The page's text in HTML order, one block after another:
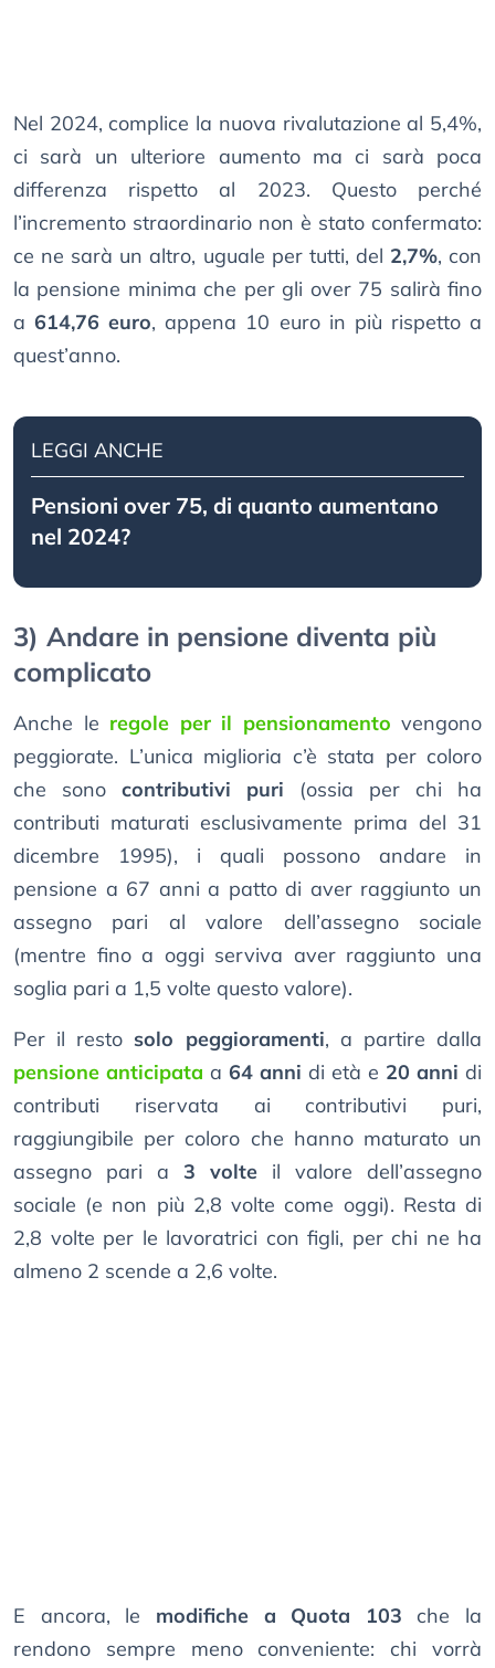
Nel 2024, complice la nuova rivalutazione al 5,4%,
ci sarà un ulteriore aumento ma ci sarà poca
differenza rispetto al 2023. Questo perché
l’incremento straordinario non è stato confermato:
ce ne sarà un altro, uguale per tutti, del 2,7%, con
la pensione minima che per gli over 75 salirà fino
a614,76 euro, appena 10 euro in più rispetto a
quest’anno.
LEGGI ANCHE
Pensioni over 75, di quanto aumentano
nel 2024?
3) Andare in pensione diventa più
complicato
Anche le regole per il pensionamento vengono
peggiorate. L’unica miglioria c’è stata per coloro
che sono contributivi puri (ossia per chi ha
contributi maturati esclusivamente prima del 31
dicembre 1995), i quali possono andare in
pensione a 67 anni a patto di aver raggiunto un
assegno pari al valore dell’assegno sociale
(mentre fino a oggi serviva aver raggiunto una
soglia pari a 1,5 volte questo valore).
Per il resto solo peggioramenti, a partire dalla
pensione anticipata a 64 anni di età e 20 anni di
contributi riservata ai contributivi puri,
raggiungibile per coloro che hanno maturato un
assegno pari a 3 volte il valore dell’assegno
sociale (e non più 2,8 volte come oggi). Resta di
2,8 volte per le lavoratrici con figli, per chi ne ha
almeno 2 scende a 2,6 volte.
E ancora, le modifiche a Quota 103 che la
rendono sempre meno conveniente: chi vorrà